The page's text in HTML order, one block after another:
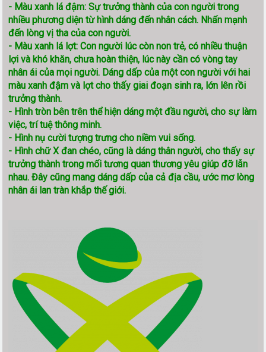
- Màu xanh lá đậm: Sự trưởng thành của con người trong
nhiều phương diện từ hình dáng đến nhân cách. Nhấn mạnh
đến lòng vị tha của con người.
- Màu xanh lá lợt: Con người lúc còn non trẻ, có nhiều thuận
lợi và khó khăn, chưa hoàn thiện, lúc này cần có vòng tay
nhân ái của mọi người. Dáng dấp của một con người với hai
màu xanh đậm và lợt cho thấy giai đoạn sinh ra, lớn lên rồi
trưởng thành.
- Hình tròn bên trên thể hiện dáng một đầu người, cho sự làm
việc, trí tuệ thông minh.
- Hình nụ cười tượng trưng cho niềm vui sống.
- Hình chữ X đan chéo, cũng là dáng thân người, cho thấy sự
trưởng thành trong mối tương quan thương yêu giúp đỡ lẫn
nhau. Đây cũng mang dáng dấp của cả địa cầu, ước mơ lòng
nhân ái lan tràn khắp thế giới.